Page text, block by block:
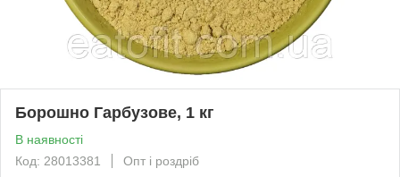
Борошно Гарбузове, 1 кг
В наявності
Код: 28013381
Опт і роздріб